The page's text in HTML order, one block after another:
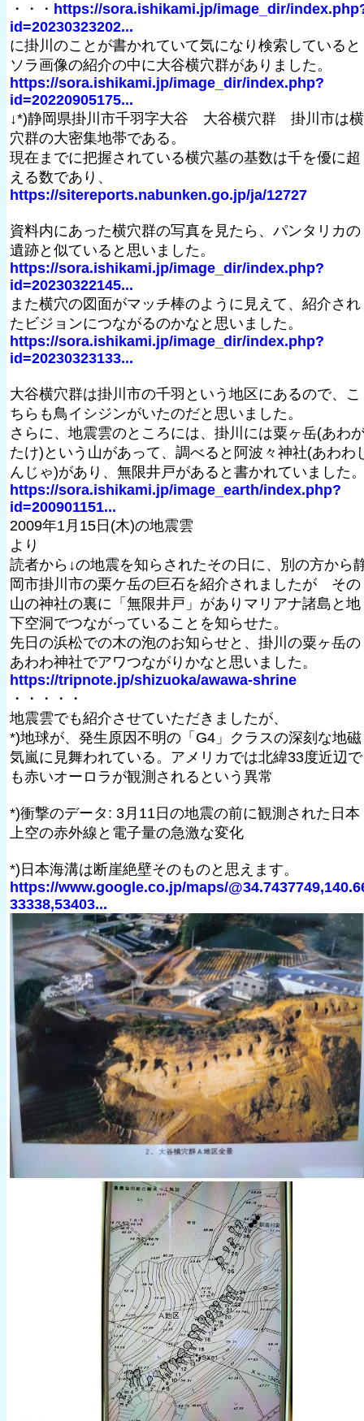
・・・ https://sora.ishikami.jp/image_dir/
id=20230323202...
に掛川のことが書かれていて気になり検索していると
ソラ画像の紹介の中に大谷横穴群がありました。
https://sora.ishikami.jp/image_dir/index.php?
id=20220905175...
↓*)静岡県掛川市千羽字大谷 大谷横穴群 掛川市は横
穴群の大密集地帯である。
現在までに把握されている横穴墓の基数は千を優に超
える数であり、
https://sitereports.nabunken.go.jp/ja/12727
資料内にあった横穴群の写真を見たら、パンタリカの
遺跡と似ていると思いました。
https://sora.ishikami.jp/image_dir/index.php?
id=20230322145...
また横穴の図面がマッチ棒のように見えて、紹介され
たビジョンにつながるのかなと思いました。
https://sora.ishikami.jp/image_dir/index.php?
id=20230323133...
大谷横穴群は掛川市の千羽という地区にあるので、こ
ちらも鳥イシジンがいたのだと思いました。
さらに、地震雲のところには、掛川には粟ヶ岳(あわ
たけ)という山があって、調べると阿波々神社(あわわ
んじゃ)があり、無限井戸があると書かれていました
https://sora.ishikami.jp/image_earth/index.php?
id=200901151...
2009年1月15日(木)の地震雲
より
読者から↓の地震を知らされたその日に、別の方から
岡市掛川市の栗ケ岳の巨石を紹介されましたが その
山の神社の裏に「無限井戸」がありマリアナ諸島と地
下空洞でつながっていることを知らせた。
先日の浜松での木の泡のお知らせと、掛川の粟ヶ岳の
あわわ神社でアワつながりかなと思いました。
https://tripnote.jp/shizuoka/awawa-shrine
・・・・・
地震雲でも紹介させていただきましたが、
*)地球が、発生原因不明の「G4」クラスの深刻な地磁
気嵐に見舞われている。アメリカでは北緯33度近辺で
も赤いオーロラが観測されるという異常
*)衝撃のデータ: 3月11日の地震の前に観測された日本
上空の赤外線と電子量の急激な変化
*)日本海溝は断崖絶壁そのものと思えます。
https://www.google.co.jp/maps/
33338,53403...